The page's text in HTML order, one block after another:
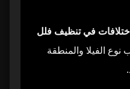
في تنظيف فلل
الفيلا والمنطقة